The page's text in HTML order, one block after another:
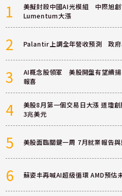
1
美擬封殺中國AI光模組 中際旭
Lumentum大漲
2 Palantir上調全年營收預測 政府
3
AI概念股領軍 美股開盤有望
報喜
4
美股8月第一個交易日大漲 道瓊
3兆美元
5 美股面臨關鍵一周 7月就業報告
6 蘇姿丰再喊AI超級循環 AMD預估